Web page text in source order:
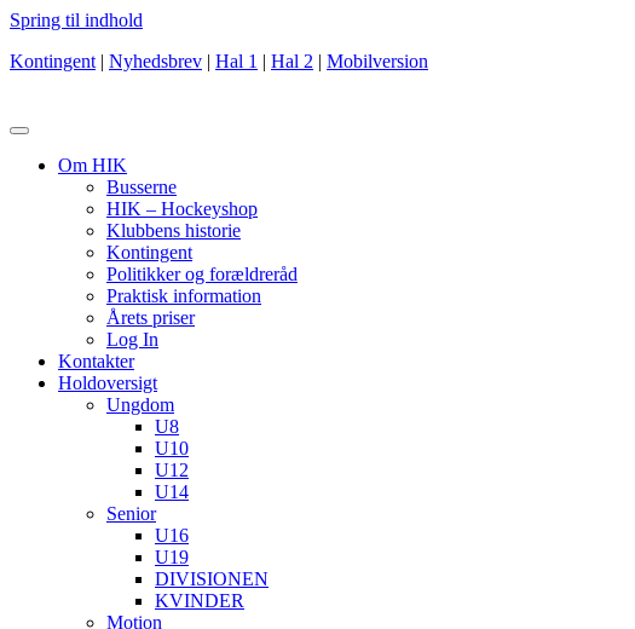
Spring til indhold
Kontingent | Nyhedsbrev | Hal 1 | Hal 2 | Mobilversion
Om HIK
Busserne
HIK – Hockeyshop
Klubbens historie
Kontingent
Politikker og forældreråd
Praktisk information
Årets priser
Log In
Kontakter
Holdoversigt
Ungdom
U8
U10
U12
U14
Senior
U16
U19
DIVISIONEN
KVINDER
Motion